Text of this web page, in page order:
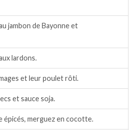
jambon de Bayonne et
lardons.
et leur poulet rôti.
et sauce soja.
épicés, merguez en cocotte.